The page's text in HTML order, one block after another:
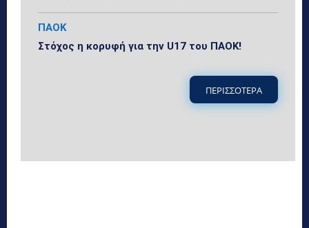
ΠΑΟΚ
Στόχος η κορυφή για την U17 του ΠΑΟΚ!
ΠΕΡΙΣΣΟΤΕΡΑ